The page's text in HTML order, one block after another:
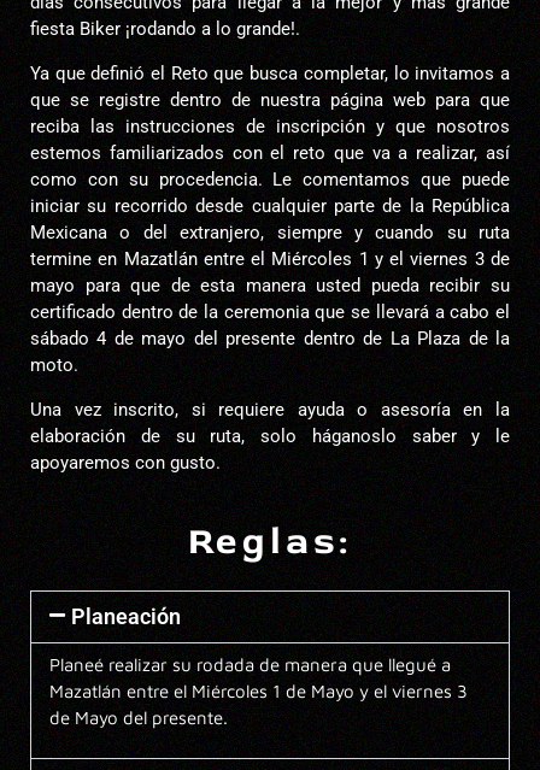
fiesta Biker ¡rodando a lo grande!.
Ya que definió el Reto que busca completar, lo invitamos a
que se registre dentro de nuestra página web para que
reciba las instrucciones de inscripción y que nosotros
estemos familiarizados con el reto que va a realizar, así
como con su procedencia. Le comentamos que puede
iniciar su recorrido desde cualquier parte de la República
Mexicana o del extranjero, siempre y cuando su ruta
termine en Mazatlán entre el Miércoles 1 y el viernes 3 de
mayo para que de esta manera usted pueda recibir su
certificado dentro de la ceremonia que se llevará a cabo el
sábado 4 de mayo del presente dentro de La Plaza de la
moto.
Una vez inscrito, si requiere ayuda o asesoría en la
elaboración de su ruta, solo háganoslo saber y le
apoyaremos con gusto.
Reglas:
Planeación
Planeé realizar su rodada de manera que llegué a
Mazatlán entre el Miércoles 1 de Mayo y el viernes 3
de Mayo del presente.